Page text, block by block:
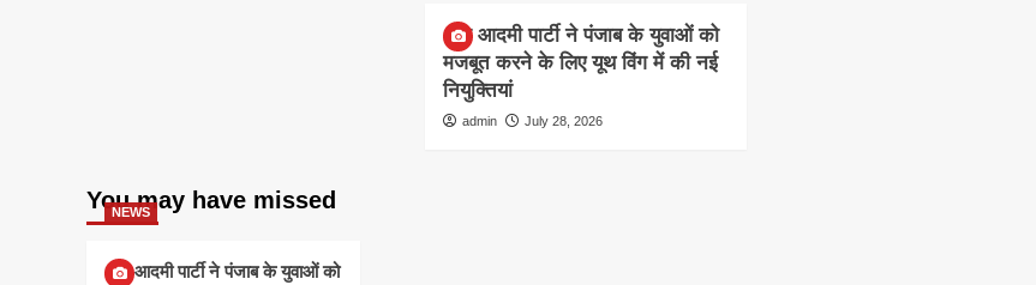
आम आदमी पार्टी ने पंजाब के युवाओं को
मजबूत करने के लिए यूथ विंग में की नई
नियुक्तियां
admin July 28, 2026
You may have missed
NEWS
आम आदमी पार्टी ने पंजाब के युवाओं को